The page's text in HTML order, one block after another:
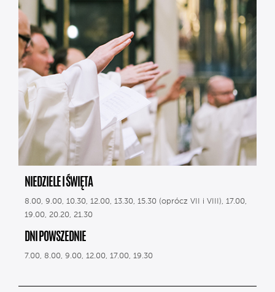
NIEDZIELE I ŚWIĘTA
8.00, 9.00, 10.30, 12.00, 13.30, 15.30 (oprócz VII i VIII), 17.00,
19.00, 20.20, 21.30
DNI POWSZEDNIE
7.00, 8.00, 9.00, 12.00, 17.00, 19.30